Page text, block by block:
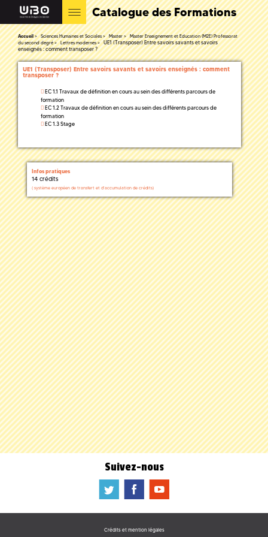
Catalogue des Formations
Accueil Sciences Humaines et Sociales Master
Master Enseignement et Education (M2E) Professorat
du second degré
Lettres modernes
UE1 (Transposer) Entre savoirs savants et savoirs
enseignés : comment transposer ?
UE1 (Transposer) Entre savoirs savants et savoirs enseignés : comment
transposer ?
EC 1.1 Travaux de définition en cours au sein des différents parcours de
formation
EC 1.2 Travaux de définition en cours au sein des différents parcours de
formation
EC 1.3 Stage
Infos pratiques
14 crédits
( système européen de transfert et d'accumulation de crédits)
Suivez-nous
a b f
Crédits et mention légales